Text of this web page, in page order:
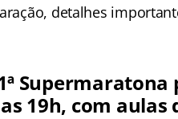
detalhes
19h, com aulas